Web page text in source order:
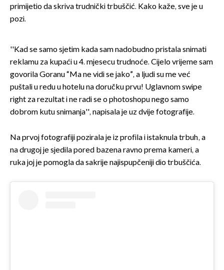
primijetio da skriva trudnički trbuščić. Kako kaže, sve je u
pozi.
''Kad se samo sjetim kada sam nadobudno pristala snimati
reklamu za kupaći u 4. mjesecu trudnoće. Cijelo vrijeme sam
govorila Goranu “Ma ne vidi se jako”, a ljudi su me već
puštali u redu u hotelu na doručku prvu! Uglavnom swipe
right za rezultat i ne radi se o photoshopu nego samo
dobrom kutu snimanja'', napisala je uz dvije fotografije.
Na prvoj fotografiji pozirala je iz profila i istaknula trbuh, a
na drugoj je sjedila pored bazena ravno prema kameri, a
ruka joj je pomogla da sakrije najispupčeniji dio trbuščića.